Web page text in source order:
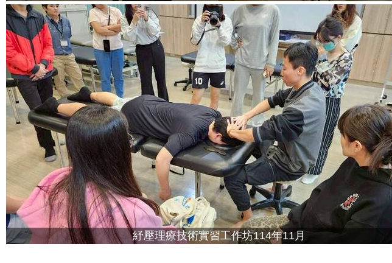
紓壓理療技術實習工作坊114年11月